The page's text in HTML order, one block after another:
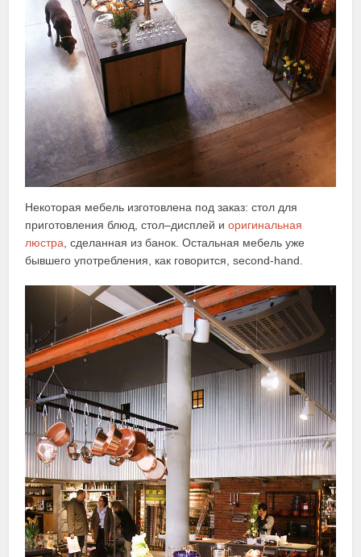
Некоторая мебель изготовлена под заказ: стол для
приготовления блюд, стол–дисплей иоригинальная
люстра, сделанная из банок. Остальная мебель уже
бывшего употребления, как говорится, second-hand.